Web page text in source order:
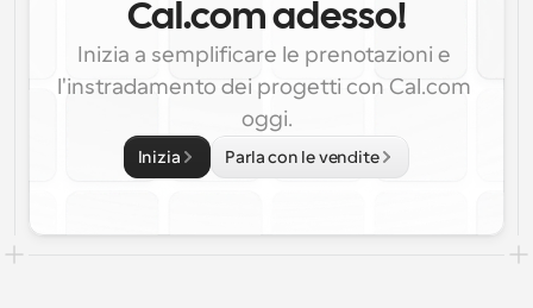
Cal.com adesso!
Inizia a semplificare le prenotazioni e
l'instradamento dei progetti con Cal.com
oggi.
Inizia Parla con le vendite